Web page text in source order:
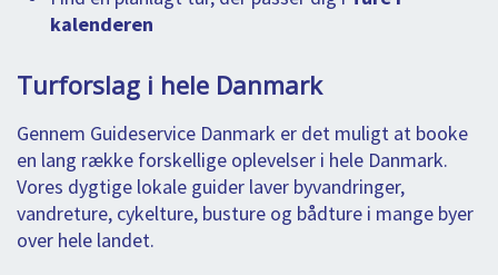
kalenderen
Turforslag i hele Danmark
Gennem Guideservice Danmark er det muligt at booke
en lang række forskellige oplevelser i hele Danmark.
Vores dygtige lokale guider laver byvandringer,
vandreture, cykelture, busture og bådture i mange byer
over hele landet.